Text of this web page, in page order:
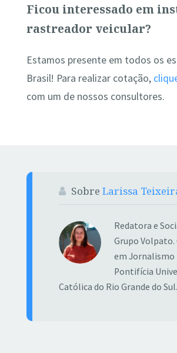
Ficou interessado em
rastreador veicular?
Estamos presente em todos os
Brasil! Para realizar cotação,
com um de nossos consultores.
Sobre Larissa
Redatora e
Grupo Volpato.
em Jornalismo
Pontifícia
Católica do Rio Grande do Sul.